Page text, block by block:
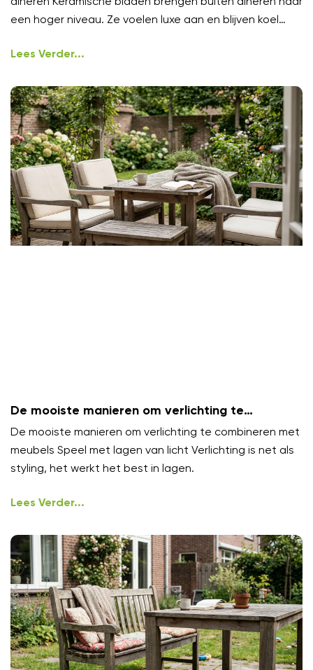
een hoger niveau. Ze voelen luxe aan en blijven koel
Lees Verder...
De mooiste manieren om verlichting te
combineren met meubels
De mooiste manieren om verlichting te combineren met
meubels Speel met lagen van licht Verlichting is net als
styling, het werkt het best in lagen.
Lees Verder...